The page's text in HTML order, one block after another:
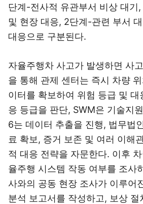
단계-전사적 유관부서 비상 대기
및 현장 대응, 2단계-관련 부서
대응으로 구분된다.
자율주행차 사고가 발생하면 사
을 통해 관제 센터는 즉시 차량
이터를 확보하여 위험 등급 및 대
응 등급을 판단, SWM은 기술지
6는 데이터 추출을 진행, 법무법
료 확보, 증거 보존 및 여러 이해
적 대응 전략을 자문한다. 이후
율주행 시스템 작동 여부를 조사
사와의 공동 현장 조사가 이루어
분석 보고서를 작성하고, 보상 절